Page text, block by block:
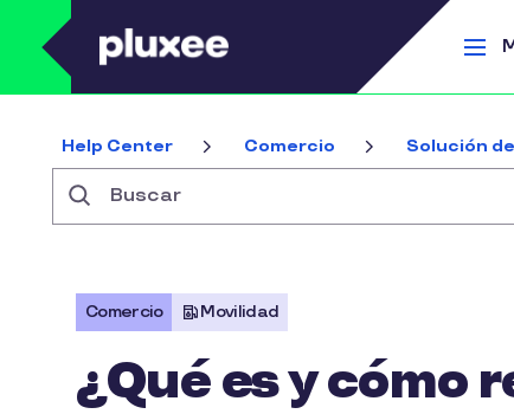
Pasar al contenido principal
Help Center Comercio Solución
Comercio Movilidad
¿Qué es y cómo